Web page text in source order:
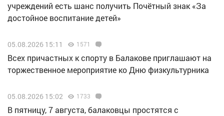
учреждений есть шанс получить Почётный знак «За
достойное воспитание детей»
05.08.2026 15:11 1571
Всех причастных к спорту в Балакове приглашают на
торжественное мероприятие ко Дню физкультурника
05.08.2026 15:02 1733
В пятницу, 7 августа, балаковцы простятся с